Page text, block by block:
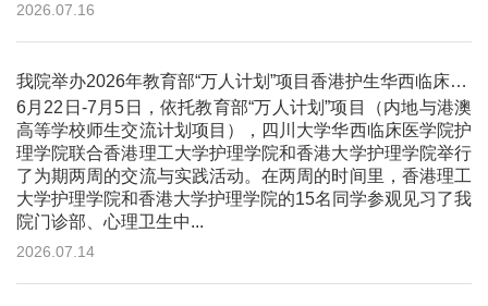
2026.07.16
我院举办2026年教育部“万人计划”项目香港护生华西临床护理线下交流与实践活动
6月22日-7月5日，依托教育部“万人计划”项目（内地与港澳
高等学校师生交流计划项目），四川大学华西临床医学院护
理学院联合香港理工大学护理学院和香港大学护理学院举行
了为期两周的交流与实践活动。在两周的时间里，香港理工
大学护理学院和香港大学护理学院的15名同学参观见习了我
院门诊部、心理卫生中...
2026.07.14